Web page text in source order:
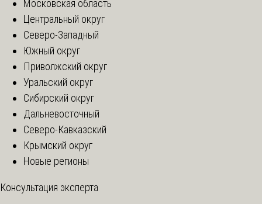
Московская область
Центральный округ
Северо-Западный
Южный округ
Приволжский округ
Уральский округ
Сибирский округ
Дальневосточный
Северо-Кавказский
Крымский округ
Новые регионы
Консультация эксперта